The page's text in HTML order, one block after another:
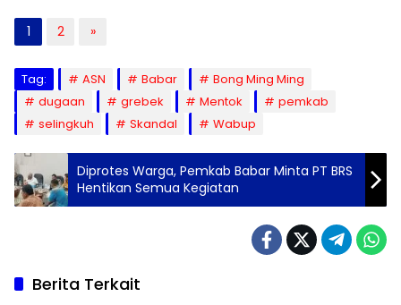
1 2 »
Tag: ASN Babar
Bong Ming Ming
dugaan
grebek Mentok
pemkab
selingkuh
Skandal Wabup
Diprotes Warga, Pemkab Babar Minta PT BRS
Hentikan Semua Kegiatan
Berita Terkait